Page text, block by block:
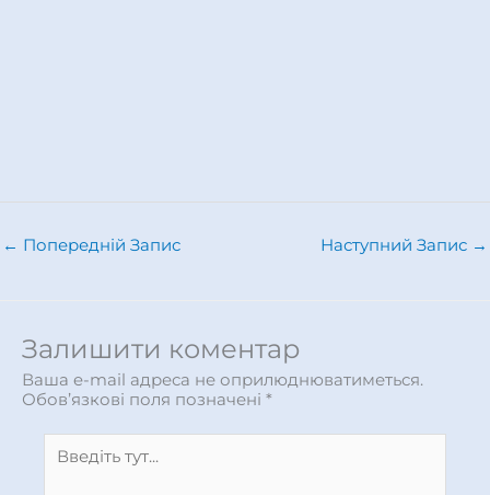
← Попередній Запис Наступний Запис →
Залишити коментар
Ваша e-mail адреса не оприлюднюватиметься.
Обов’язкові поля позначені *
тут...